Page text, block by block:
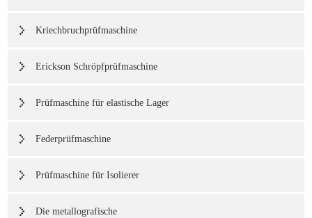
Kriechbruchprüfmaschine
Erickson Schröpfprüfmaschine
Prüfmaschine für elastische Lager
Federprüfmaschine
Prüfmaschine für Isolierer
Die metallografische